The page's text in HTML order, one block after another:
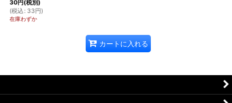
30円(税別)
(税込 : 33円)
在庫わずか
カートに入れる